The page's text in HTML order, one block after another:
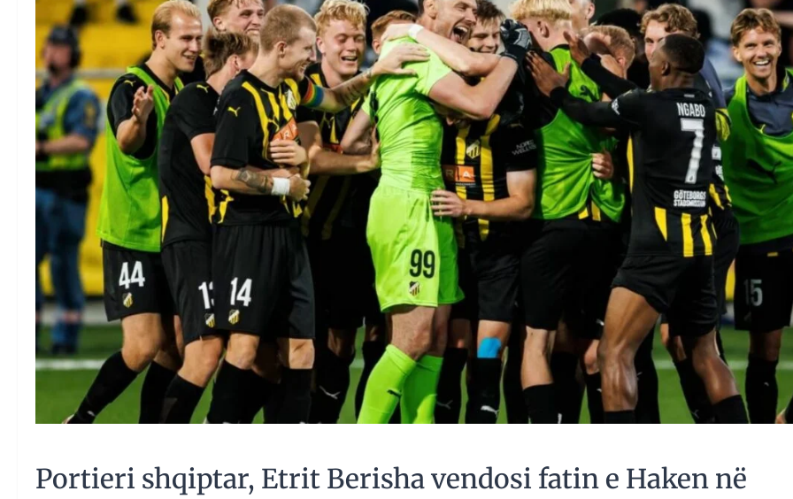
Portieri shqiptar, Etrit Berisha vendosi fatin e Haken në